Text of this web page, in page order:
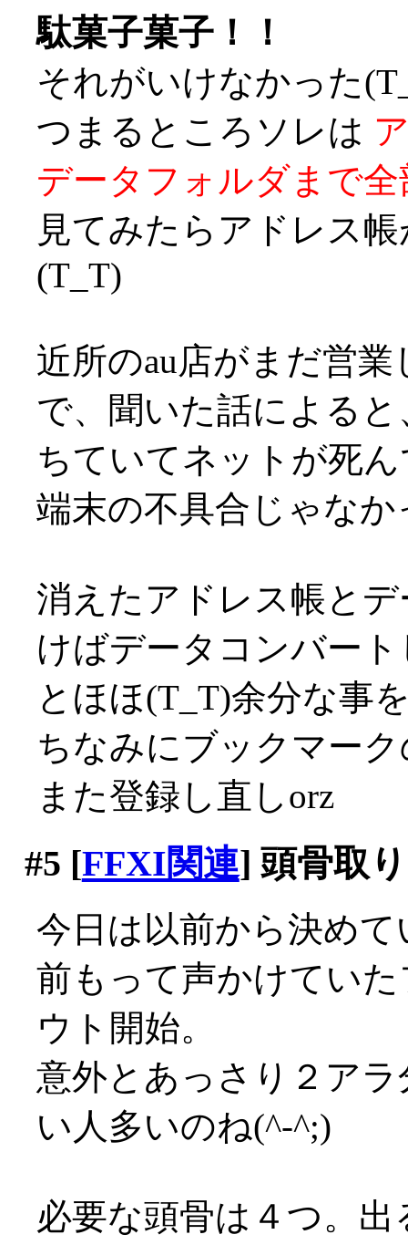
駄菓子菓子！！
それがいけなかった
つまるところソレは
データフォルダまで全
見てみたらアドレス
(T_T)
近所のau店がまだ営
で、聞いた話による
ちていてネットが死
端末の不具合じゃなか
消えたアドレス帳と
けばデータコンバー
とほほ(T_T)余分な事
ちなみにブックマー
また登録し直しorz
#5 [FFXI関連] 頭骨取
今日は以前から決め
前もって声かけてい
ウト開始。
意外とあっさり２ア
い人多いのね(^-^;)
必要な頭骨は４つ。